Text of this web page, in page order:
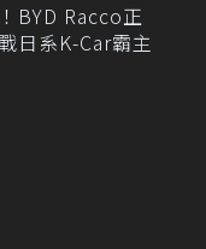
BYD Racco正
日系K-Car霸主